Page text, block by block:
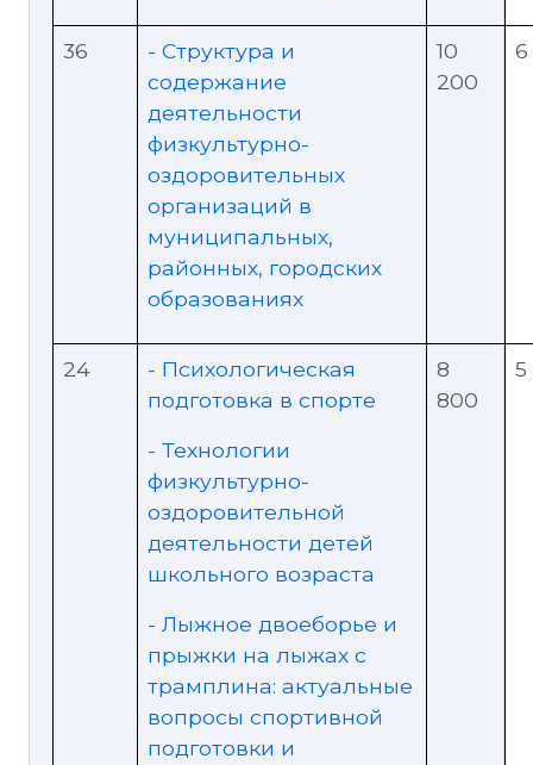
36
- Структура и
содержание
деятельности
физкультурно-
оздоровительных
организаций в
муниципальных,
районных, городских
образованиях
10
200
6
24
- Психологическая
подготовка в спорте
- Технологии
физкультурно-
оздоровительной
деятельности детей
школьного возраста
- Лыжное двоеборье и
прыжки на лыжах с
трамплина: актуальные
вопросы спортивной
подготовки и
8
800
5